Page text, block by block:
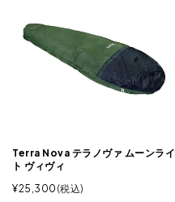
Terra Nova テラノヴァ ムーンライ
ト ヴィヴィ
¥25,300 税込